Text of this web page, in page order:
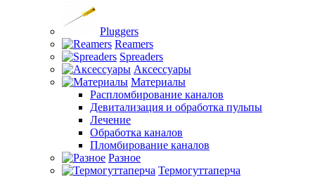
Pluggers
Reamers
Spreaders
Аксессуары
Материалы
Распломбирование каналов
Девитализация и обработка пульпы
Лечение
Обработка каналов
Пломбирование каналов
Разное
Термогуттаперча